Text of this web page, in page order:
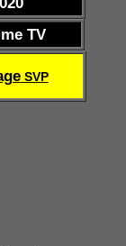
TV
SVP